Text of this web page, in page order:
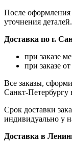
После оформления
уточнения деталей.
Доставка по г.
при заказе
при заказе
Все заказы,
Санкт-
Срок доставки
индивидуально у
Доставка в